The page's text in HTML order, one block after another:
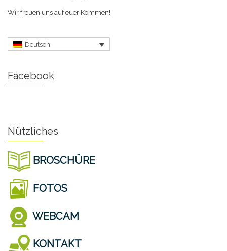
Wir freuen uns auf euer Kommen!
Deutsch
Facebook
Nützliches
BROSCHÜRE
FOTOS
WEBCAM
KONTAKT